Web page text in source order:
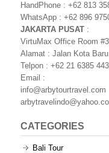
HandPhone : +62 813
WhatsApp : +62 896
JAKARTA PUSAT :
VirtuMax Office Room
Alamat : Jalan Kota
Telpon : +62 21 6385
Email :
info@arbytourtravel.com
CATEGORIES
Bali Tour